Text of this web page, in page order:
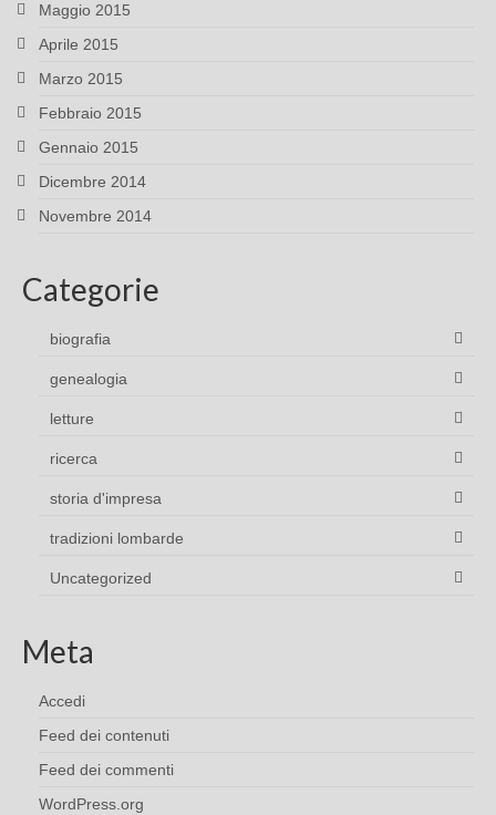
Maggio 2015
Aprile 2015
Marzo 2015
Febbraio 2015
Gennaio 2015
Dicembre 2014
Novembre 2014
Categorie
biografia
genealogia
letture
ricerca
storia d'impresa
tradizioni lombarde
Uncategorized
Meta
Accedi
Feed dei contenuti
Feed dei commenti
WordPress.org